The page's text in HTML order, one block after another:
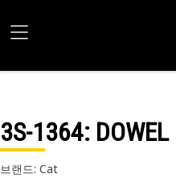
3S-1364: DOWEL
브랜드: Cat